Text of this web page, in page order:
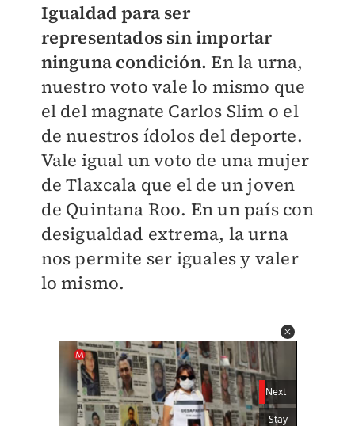
Igualdad para ser
representados sin importar
ninguna condición. En la urna,
nuestro voto vale lo mismo que
el del magnate Carlos Slim o el
de nuestros ídolos del deporte.
Vale igual un voto de una mujer
de Tlaxcala que el de un joven
de Quintana Roo. En un país con
desigualdad extrema, la urna
nos permite ser iguales y valer
lo mismo.